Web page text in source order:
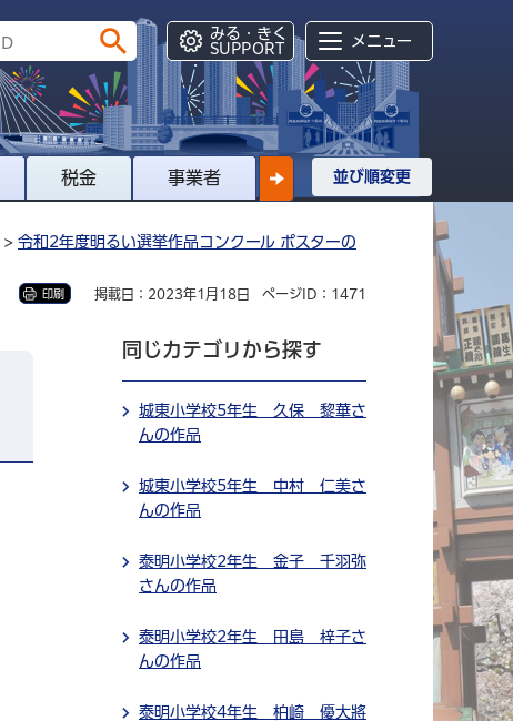
みる・きく
SUPPORT
メニュー
税金 事業者 並び順変更
> 令和2年度明るい選挙作品コンクール ポスターの
印刷 掲載日：2023年1月18日 ページID：1471
同じカテゴリから探す
城東小学校5年生 久保 黎華さ
んの作品
城東小学校5年生 中村 仁美さ
んの作品
泰明小学校2年生 金子 千羽弥
さんの作品
泰明小学校2年生 田島 梓子さ
んの作品
泰明小学校4年生 柏崎 優大將